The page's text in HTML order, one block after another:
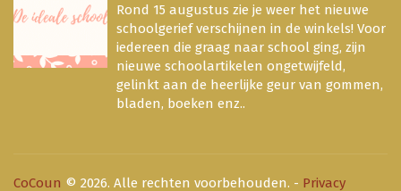
Rond 15 augustus zie je weer het nieuwe
schoolgerief verschijnen in de winkels! Voor
iedereen die graag naar school ging, zijn
nieuwe schoolartikelen ongetwijfeld,
gelinkt aan de heerlijke geur van gommen,
bladen, boeken enz..
CoCoun © 2026. Alle rechten voorbehouden. - Privacy